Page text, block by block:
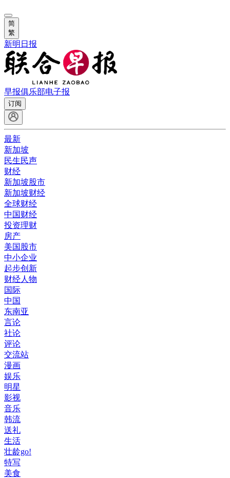
简
繁
新明日报
早报俱乐部电子报
订阅
最新
新加坡
民生民声
财经
新加坡股市
新加坡财经
全球财经
中国财经
投资理财
房产
美国股市
中小企业
起步创新
财经人物
国际
中国
东南亚
言论
社论
评论
交流站
漫画
娱乐
明星
影视
音乐
韩流
送礼
生活
壮龄go!
特写
美食